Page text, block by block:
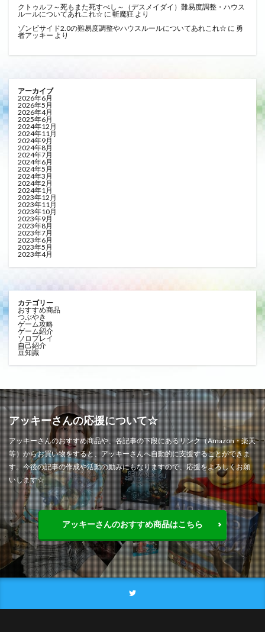
クトゥルフ～死もまた死すべし～（デスメイダイ）難易度調整・ハウス
ルールについてあれこれ☆ に 斬魔狂 より
ゾンビサイド2.0の難易度調整やハウスルールについてあれこれ☆ に 勇
者アッキー より
アーカイブ
2026年6月
2026年5月
2026年4月
2025年6月
2024年12月
2024年11月
2024年9月
2024年8月
2024年7月
2024年6月
2024年5月
2024年3月
2024年2月
2024年1月
2023年12月
2023年11月
2023年10月
2023年9月
2023年8月
2023年7月
2023年6月
2023年5月
2023年4月
カテゴリー
おすすめ商品
つぶやき
ゲーム攻略
ゲーム紹介
ソロプレイ
自己紹介
豆知識
アッキーさんの応援について☆
アッキーさんのおすすめ商品や、各記事の下段にあるリンク（Amazon・楽天
等）からお買い物をすると、アッキーさんへ自動的に支援することができま
す。今後の記事の作成や活動の励みにもなりますので、応援をよろしくお願
いします☆
アッキーさんのおすすめ商品はこちら